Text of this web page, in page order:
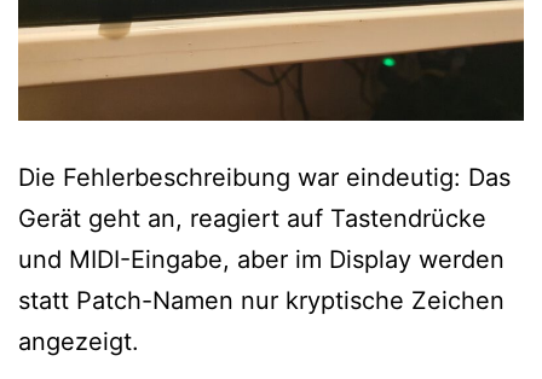
Die Fehlerbeschreibung war eindeutig: Das
Gerät geht an, reagiert auf Tastendrücke
und MIDI-Eingabe, aber im Display werden
statt Patch-Namen nur kryptische Zeichen
angezeigt.